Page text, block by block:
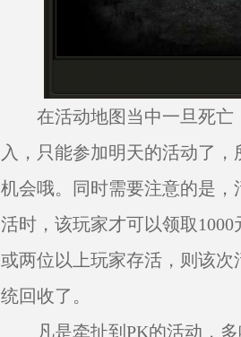
在活动地图当中一旦死亡
入，只能参加明天的活动了
机会哦。同时需要注意的是
活时，该玩家才可以领取
或两位以上玩家存活，则该次
统回收了。
凡是牵扯到PK的活动，多